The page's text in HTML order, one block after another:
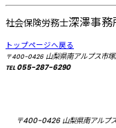
社会保険労務士深澤事務
トップページへ戻る
〒400-0426 山梨県南アルプス市
TEL055-287-6290
〒400-0426 山梨県南アルプ